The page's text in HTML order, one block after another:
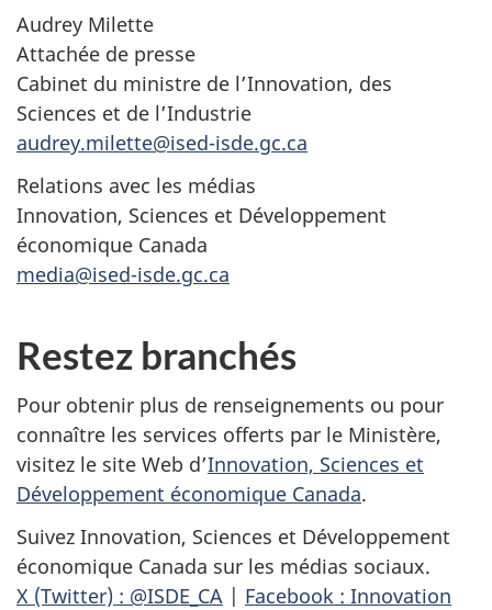
Audrey Milette
Attachée de presse
Cabinet du ministre de l’Innovation, des
Sciences et de l’Industrie
audrey.milette@ised-isde.gc.ca
Relations avec les médias
Innovation, Sciences et Développement
économique Canada
media@ised-isde.gc.ca
Restez branchés
Pour obtenir plus de renseignements ou pour
connaître les services offerts par le Ministère,
visitez le site Web d’Innovation, Sciences et
Développement économique Canada.
Suivez Innovation, Sciences et Développement
économique Canada sur les médias sociaux.
X (Twitter) : @ISDE_CA | Facebook : Innovation